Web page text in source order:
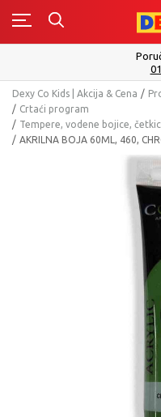
Dexy Co Kids | Akcija & Cena
Crtaći program
Tempere, vodene bojice,
AKRILNA BOJA 60ML, 460,